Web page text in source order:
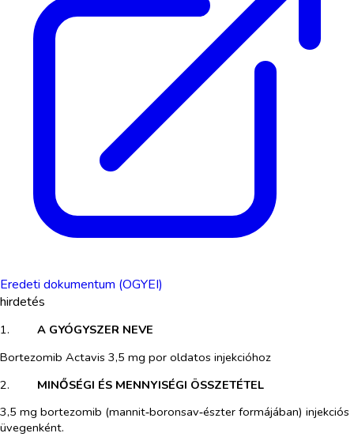
Eredeti dokumentum (OGYEI)
hirdetés
1.​
A GYÓGYSZER NEVE
Bortezomib Actavis 3,5 mg por oldatos injekcióhoz
2.​
MINŐSÉGI ÉS MENNYISÉGI ÖSSZETÉTEL
3,5 mg bortezomib (mannit‑boronsav‑észter formájában) injekciós
üvegenként.